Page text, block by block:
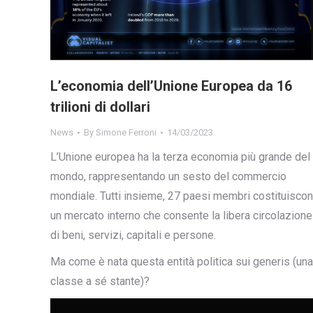
L’economia dell’Unione Europea da 16
trilioni di dollari
News By Simone Ferroni 14/03/2023
L’Unione europea ha la terza economia più grande del
mondo, rappresentando un sesto del commercio
mondiale. Tutti insieme, 27 paesi membri
un mercato interno che consente la libera circolazione
di beni, servizi, capitali e persone.
Ma come è nata questa entità politica sui generis (una
classe a sé stante)?